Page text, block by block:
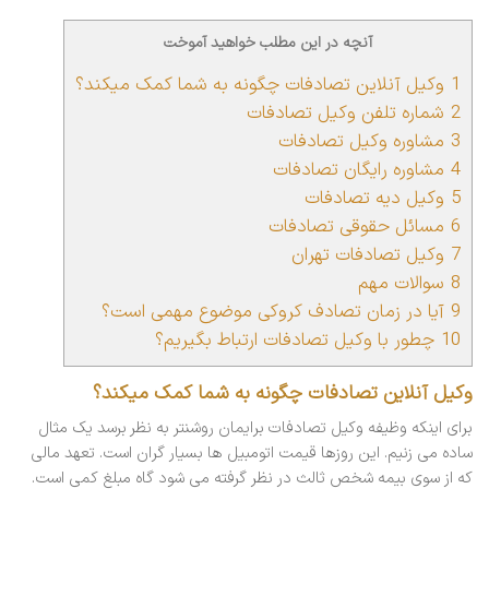
آنچه در این مطلب خواهید آموخت
1 وکیل آنلاین تصادفات چگونه به شما کمک میکند؟
2 شماره تلفن وکیل تصادفات
3 مشاوره وکیل تصادفات
4 مشاوره رایگان تصادفات
5 وکیل دیه تصادفات
6 مسائل حقوقی تصادفات
7 وکیل تصادفات تهران
8 سوالات مهم
9 آیا در زمان تصادف کروکی موضوع مهمی است؟
10 چطور با وکیل تصادفات ارتباط بگیریم؟
وکیل آنلاین تصادفات چگونه به شما کمک میکند؟
برای اینکه وظیفه وکیل تصادفات برایمان روشنتر به نظر برسد یک مثال
ساده می زنیم. این روزها قیمت اتومبیل ها بسیار گران است. تعهد مالی
که از سوی بیمه شخص ثالث در نظر گرفته می شود گاه مبلغ کمی است.